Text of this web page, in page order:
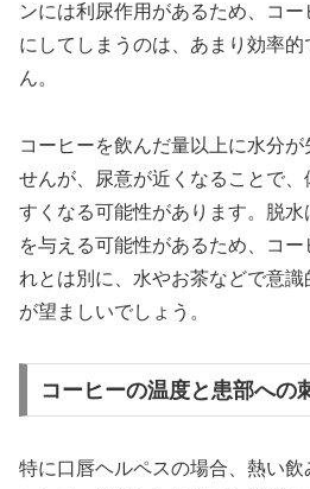
ンには利尿作用があるため、コ
にしてしまうのは、あまり効率
ん。
コーヒーを飲んだ量以上に水分
せんが、尿意が近くなることで
すくなる可能性があります。脱
を与える可能性があるため、コ
れとは別に、水やお茶などで意
が望ましいでしょう。
コーヒーの温度と患部への
特に口唇ヘルペスの場合、熱い